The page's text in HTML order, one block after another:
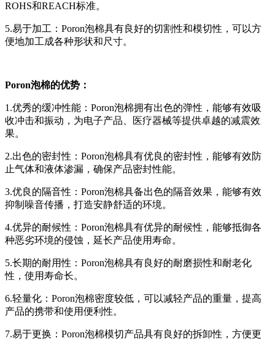
ROHS和REACH标准。
5.易于加工：Poron泡棉具有良好的切割性和模切性，可以方
便地加工成各种形状和尺寸。
Poron泡棉的优势：
1.优秀的缓冲性能：Poron泡棉拥有出色的弹性，能够有效吸
收冲击和振动，为电子产品、医疗器械等提供卓越的减震效
果。
2.出色的密封性：Poron泡棉具有优良的密封性，能够有效防
止气体和液体渗漏，确保产品密封性能。
3.优良的隔音性：Poron泡棉具备出色的隔音效果，能够有效
抑制噪音传播，打造安静舒适的环境。
4.优异的耐候性：Poron泡棉具有优异的耐候性，能够抵御各
种恶劣环境的侵蚀，延长产品使用寿命。
5.长期的耐用性：Poron泡棉具有良好的耐磨损性和耐老化
性，使用寿命长。
6.轻量化：Poron泡棉密度较低，可以减轻产品的重量，提高
产品的携带和使用便利性。
7.易于更换：Poron泡棉模切产品具有良好的拆卸性，方便更